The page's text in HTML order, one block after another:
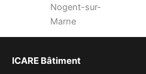
Nogent-sur-
Marne
ICARE Bâtiment